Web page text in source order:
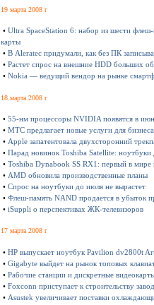
19 марта 2008 г
• Ultra SpaceStation 6: набор из шести
карты
• В Aleratec придумали, как без ПК
• Растет спрос на внешние HDD больших
• Nokia — ведущий вендор на рынке
18 марта 2008 г
• 55-нм процессоры NVIDIA появятся в
• МТС предлагает новые услуги для бизнеса
• Apple запатентовала двухсторонний
• Парад новинок Toshiba Satellite: ноутбуки
• Toshiba Dynabook SS RX1: первый в мире
• AMD обновила производственные планы
• Спрос на ноутбуки до июля не вырастет
• Флеш-память NAND продается в убыток
• iSuppli о перспективах ЖК-телевизоров
17 марта 2008 г
• HP выпускает ноутбук Pavilion dv2800t
• Gigabyte выйдет на рынок топовых
• Рабочие станции и дискретные
• Foxconn приступает к строительству
• Asustek увеличивает поставки